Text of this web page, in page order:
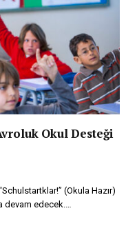
Okul Desteği
(Okula Hazır)
devam edecek.…